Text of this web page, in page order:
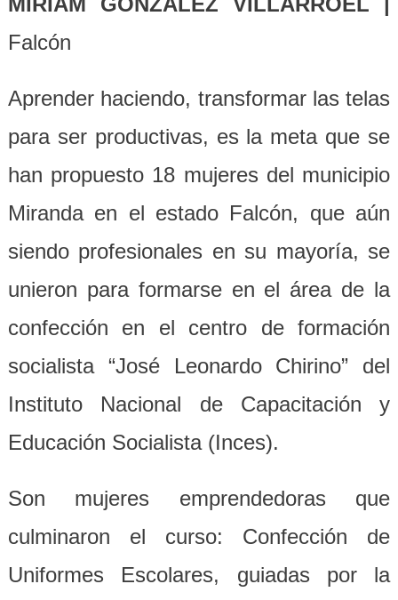
Falcón
Aprender haciendo, transformar las telas
para ser productivas, es la meta que se
han propuesto 18 mujeres del municipio
Miranda en el estado Falcón, que aún
siendo profesionales en su mayoría, se
unieron para formarse en el área de la
confección en el centro de formación
socialista “José Leonardo Chirino” del
Instituto Nacional de Capacitación y
Educación Socialista (Inces).
Son mujeres emprendedoras que
culminaron el curso: Confección de
Uniformes Escolares, guiadas por la